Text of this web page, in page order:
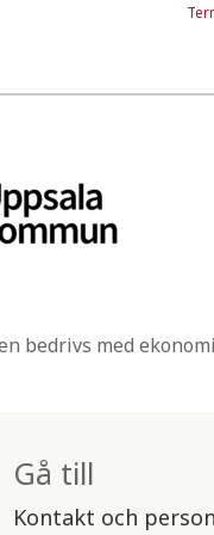
bedrivs med
Gå till
Kontakt och